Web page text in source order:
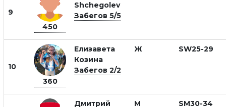
9
450
Shchegolev
Забегов 5/5
10
360
Елизавета
Козина
Забегов 2/2
Ж SW25-29
Дмитрий
М SM30-34